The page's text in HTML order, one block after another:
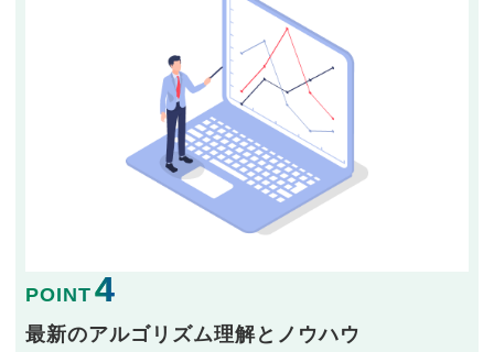
POINT 4
最新のアルゴリズム理解とノウハウ